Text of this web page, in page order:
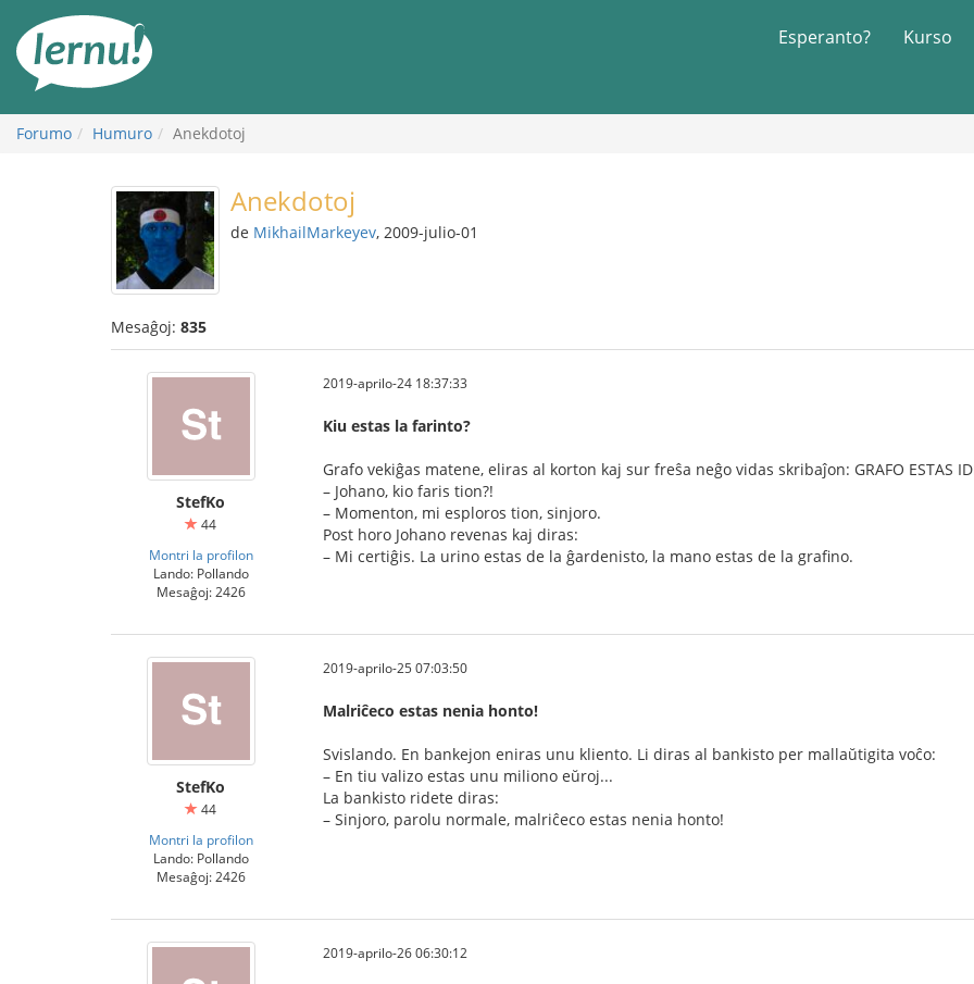
enhavo
Esperanto? Kurso
Forumo Humuro Anekdotoj
Anekdotoj
de MikhailMarkeyev, 2009-julio-01
Mesaĝoj: 835
StefKo
44
Montri la profilon
Lando: Pollando
Mesaĝoj: 2426
2019-aprilo-24 18:37:33
Kiu estas la farinto?
Grafo vekiĝas matene, eliras al korton kaj sur freŝa neĝo vidas skribaĵon: GRAFO ESTAS
– Johano, kio faris tion?!
– Momenton, mi esploros tion, sinjoro.
Post horo Johano revenas kaj diras:
– Mi certiĝis. La urino estas de la ĝardenisto, la mano estas de la grafino.
StefKo
44
Montri la profilon
Lando: Pollando
Mesaĝoj: 2426
2019-aprilo-25 07:03:50
Malriĉeco estas nenia honto!
Svislando. En bankejon eniras unu kliento. Li diras al bankisto per mallaŭtigita voĉo:
– En tiu valizo estas unu miliono eŭroj...
La bankisto ridete diras:
– Sinjoro, parolu normale, malriĉeco estas nenia honto!
2019-aprilo-26 06:30:12